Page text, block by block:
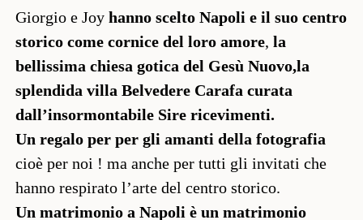
Giorgio e Joyhanno scelto Napoli e il suo centro
storico come cornice del loro amore,la
bellissima chiesa gotica del Gesù Nuovo,la
splendida villa Belvedere Carafa curata
dall’insormontabile Sire ricevimenti.
Un regalo per per gli amanti della fotografia
cioè per noi ! ma anche per tutti gli invitati che
hanno respirato l’arte del centro storico.
Un matrimonio a Napoli è un matrimonio